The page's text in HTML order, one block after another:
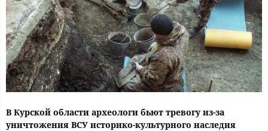
В Курской области археологи бьют тревогу из-за
уничтожения ВСУ историко-культурного наследия